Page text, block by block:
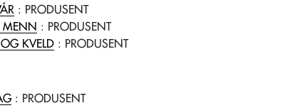
: PRODUSENT
MENN : PRODUSENT
KVELD : PRODUSENT
: PRODUSENT